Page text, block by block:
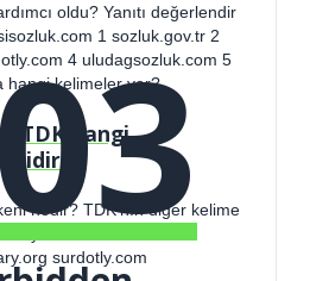
oldu? Yanıtı değerlendir
1 sozluk.gov.tr 2
4 uludagsozluk.com 5
hangi kelimeler var?
TDK hangi
?
nedir? TDK’nın diğer kelime
kaynak eksisozluk.com
surdotly.com